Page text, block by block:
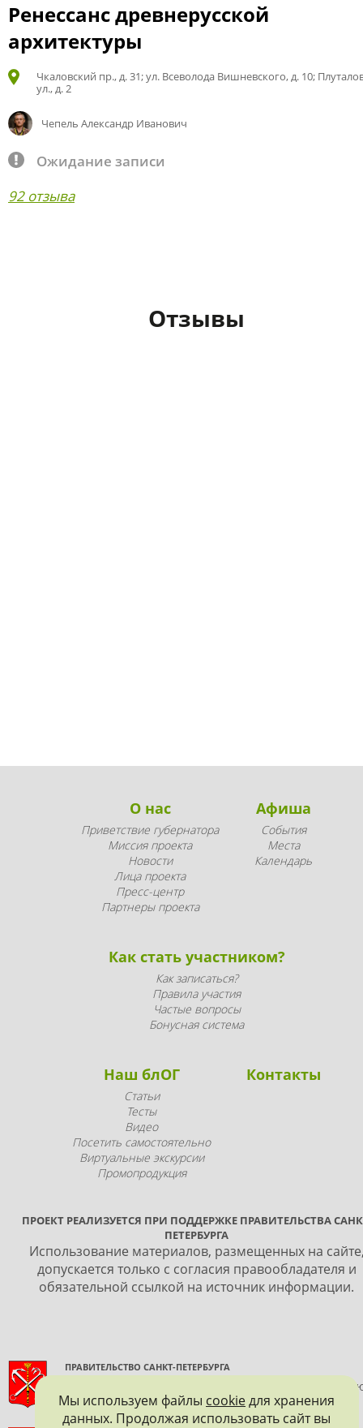
Ренессанс древнерусской
архитектуры
Чкаловский пр., д. 31; ул. Всеволода Вишневского, д. 10;
ул., д. 2
Чепель Александр Иванович
Ожидание записи
92 отзыва
Отзывы
О нас
Приветствие губернатора
Миссия проекта
Новости
Лица проекта
Пресс-центр
Партнеры проекта
Афиша
События
Места
Календарь
Как стать участником?
Как записаться?
Правила участия
Частые вопросы
Бонусная система
Наш блОГ
Статьи
Тесты
Видео
Посетить самостоятельно
Виртуальные экскурсии
Промопродукция
Контакты
ПРОЕКТ РЕАЛИЗУЕТСЯ ПРИ ПОДДЕРЖКЕ ПРАВИТЕЛЬСТВА
ПЕТЕРБУРГА
Использование материалов, размещенных на
допускается только с согласия правообладателя и
обязательной ссылкой на источник информации.
ПРАВИТЕЛЬСТВО САНКТ-ПЕТЕРБУРГА
КОМИТЕТ ПО ГОСУДАРСТВЕННОМУ КОНТРОЛЮ,
И ОХРАНЕ ПАМЯТНИКОВ ИСТОРИИ И КУЛЬТУРЫ
Мы используем файлы cookieдля хранения
данных. Продолжая использовать сайт вы